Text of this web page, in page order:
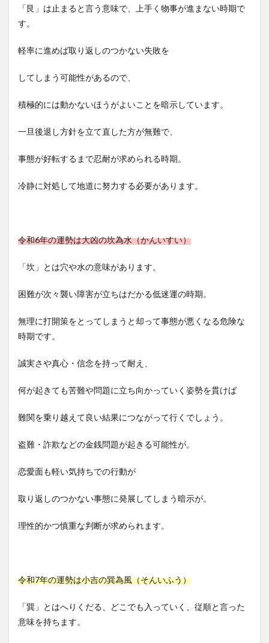
「艮」は止まると言う意味で、上手く物事が進まない時期で
す。
軽率に進めば取り返しのつかない失敗を
してしまう可能性があるので、
積極的には動かないほうがよいことを暗示しています。
一旦後退し方針を立て直した方が無難で、
事態が好転するまで忍耐が求められる時期。
冷静に対処して地道に努力する必要があります。
令和6年の運勢は大凶の坎為水（かんいすい）
「坎」とは穴や水の意味があります。
困難が次々襲い障害が立ちはだかる低迷運の時期。
無理に打開策をとってしまうと却って事態が悪くなる危険な
時期です。
誠実さや真心・信念を持って耐え、
何が起きても苦難や問題に立ち向かっていく姿勢を貫けば
難関を乗り越えて良い結果につながって行くでしょう。
盗難・詐欺などの金銭問題が起きる可能性が。
恋愛面も軽い気持ちでの行動が
取り返しのつかない事態に発展してしまう暗示が。
理性的かつ慎重な判断が求められます。
令和7年の運勢は小吉の巽為風（そんいふう）
「巽」とはへりくだる、どこでも入っていく、従順と言った
意味を持ちます。